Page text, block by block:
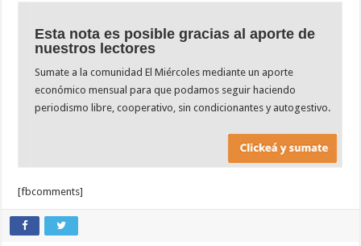
Esta nota es posible gracias al aporte de
nuestros lectores
Sumate a la comunidad El Miércoles mediante un aporte
económico mensual para que podamos seguir haciendo
periodismo libre, cooperativo, sin condicionantes y autogestivo.
[fbcomments]